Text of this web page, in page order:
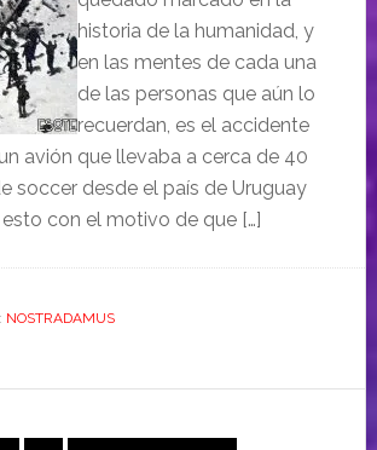
historia de la humanidad, y
en las mentes de cada una
de las personas que aún lo
recuerdan, es el accidente
avión que llevaba a cerca de 40
soccer desde el país de Uruguay
esto con el motivo de que […]
NOSTRADAMUS